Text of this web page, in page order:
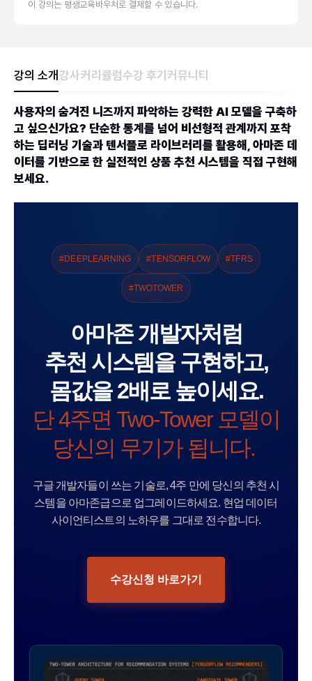
이 강의는 평생교육바우처로 결제할 수 있습니다.
강의 소개 강사커리큘럼수강 후기 커뮤니티
사용자의 숨겨진 니즈까지 파악하는 강력한 AI 모델을 구축하
고 싶으신가요? 단순한 통계를 넘어 비선형적 관계까지 포착
하는 딥러닝 기술과 텐서플로 라이브러리를 활용해, 아마존 데
이터를 기반으로 한 실전적인 상품 추천 시스템을 직접 구현해
보세요.
#DEEPLEARNING #TENSORFLOW #TFRS
#TWOTOWER
아마존 개발자처럼
추천 시스템을 구현하고,
몸값을 2배로 높이세요.
단 4주면 Two-Tower 모델이
당신의 무기가 됩니다.
구글 개발자들이 쓰는 기술로, 4주 만에 당신의 추천 시
스템을 아마존급으로 업그레이드하세요. 현업 데이터
사이언티스트의 노하우를 그대로 전수합니다.
수강신청 바로가기